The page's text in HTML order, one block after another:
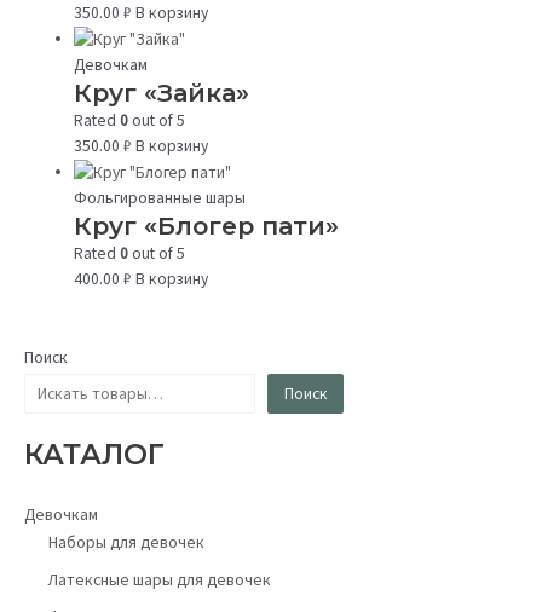
Поиск
Поиск
КАТАЛОГ
Девочкам
Наборы для девочек
Латексные шары для девочек
350.00₽ В корзину
Девочкам
Круг «Зайка»
Rated0out of 5
350.00₽ В корзину
Фольгированные шары
Круг «Блогер пати»
Rated0out of 5
400.00₽ В корзину